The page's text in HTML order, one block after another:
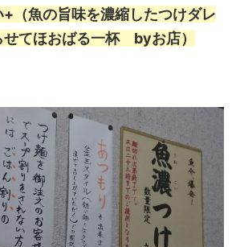
+ （魚の旨味を濃縮したつけダレ
せてほおばる一杯 byお店）